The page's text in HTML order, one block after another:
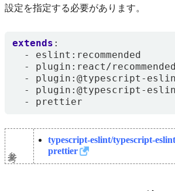
設定を指定する必要があります。
extends :
- eslint:recommended
- plugin:react/recommended
- plugin:@typescript-
- plugin:@typescript-
- prettier
typescript-eslint/typescript-
prettier